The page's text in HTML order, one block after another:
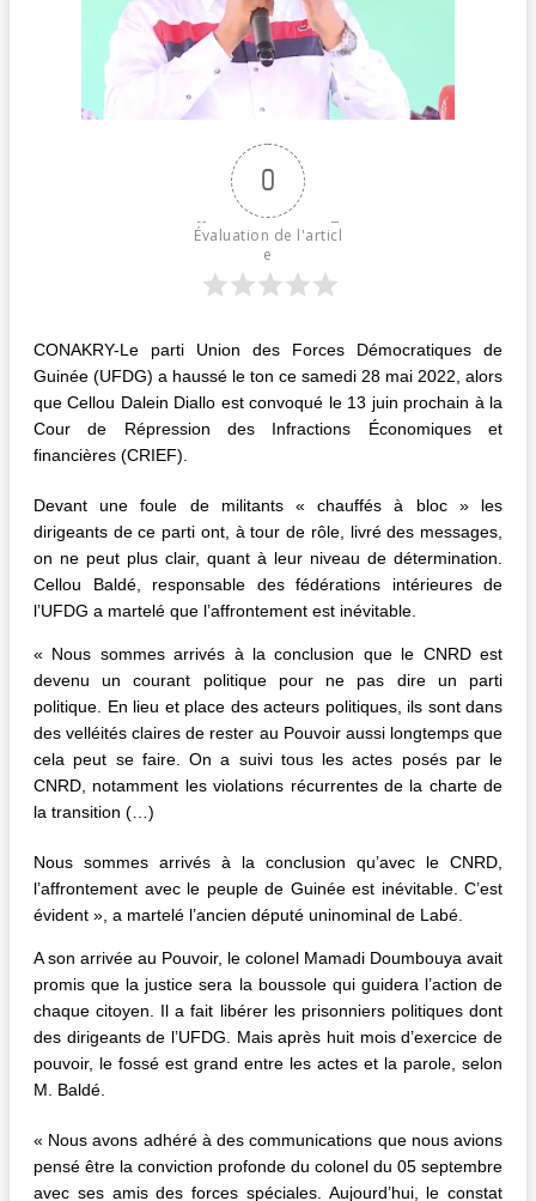
0
Évaluation de l'articl
e
CONAKRY-Le parti Union des Forces Démocratiques de
Guinée (UFDG) a haussé le ton ce samedi 28 mai 2022, alors
que Cellou Dalein Diallo est convoqué le 13 juin prochain à la
Cour de Répression des Infractions Économiques et
financières (CRIEF).
Devant une foule de militants « chauffés à bloc » les
dirigeants de ce parti ont, à tour de rôle, livré des messages,
on ne peut plus clair, quant à leur niveau de détermination.
Cellou Baldé, responsable des fédérations intérieures de
l’UFDG a martelé que l’affrontement est inévitable.
« Nous sommes arrivés à la conclusion que le CNRD est
devenu un courant politique pour ne pas dire un parti
politique. En lieu et place des acteurs politiques, ils sont dans
des velléités claires de rester au Pouvoir aussi longtemps que
cela peut se faire. On a suivi tous les actes posés par le
CNRD, notamment les violations récurrentes de la charte de
la transition (…)
Nous sommes arrivés à la conclusion qu’avec le CNRD,
l’affrontement avec le peuple de Guinée est inévitable. C’est
évident », a martelé l’ancien député uninominal de Labé.
A son arrivée au Pouvoir, le colonel Mamadi Doumbouya avait
promis que la justice sera la boussole qui guidera l’action de
chaque citoyen. Il a fait libérer les prisonniers politiques dont
des dirigeants de l’UFDG. Mais après huit mois d’exercice de
pouvoir, le fossé est grand entre les actes et la parole, selon
M. Baldé.
« Nous avons adhéré à des communications que nous avions
pensé être la conviction profonde du colonel du 05 septembre
avec ses amis des forces spéciales. Aujourd’hui, le constat